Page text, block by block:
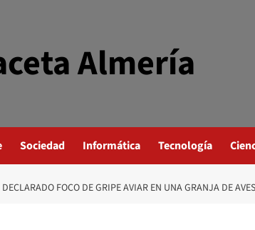
Almería
Sociedad Informática Tecnología
DECLARADO FOCO DE GRIPE AVIAR EN UNA GRANJA DE